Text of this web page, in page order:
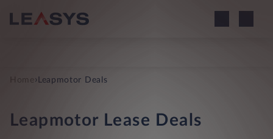
Home › Leapmotor Deals
Leapmotor Lease Deals